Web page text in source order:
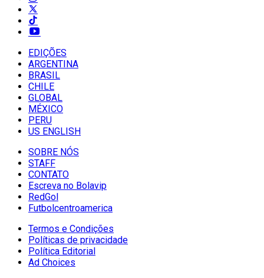
EDIÇÕES
ARGENTINA
BRASIL
CHILE
GLOBAL
MÉXICO
PERU
US ENGLISH
SOBRE NÓS
STAFF
CONTATO
Escreva no Bolavip
RedGol
Futbolcentroamerica
Termos e Condições
Políticas de privacidade
Política Editorial
Ad Choices